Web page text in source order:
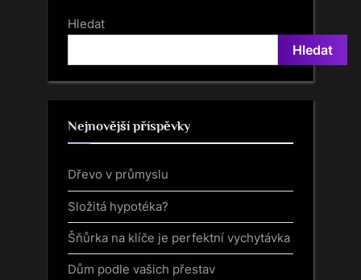
Hledat
Hledat
Nejnovější příspěvky
Dřevo v průmyslu
Složitá hypotéka?
Šňůrka na klíče je perfektní vychytávka
Dům podle vašich přestav